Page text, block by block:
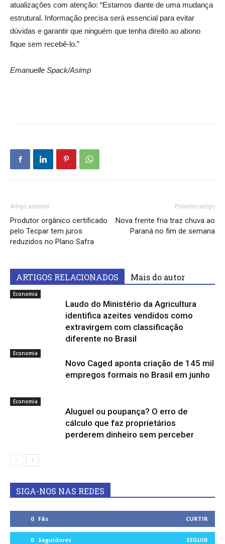
atualizações com atenção: “Estamos diante de uma mudança
estrutural. Informação precisa será essencial para evitar
dúvidas e garantir que ninguém que tenha direito ao abono
fique sem recebê-lo.”
Emanuelle Spack/Asimp
Artigo anterior
Produtor orgânico certificado
pelo Tecpar tem juros
reduzidos no Plano Safra
Próximo artigo
Nova frente fria traz chuva ao
Paraná no fim de semana
ARTIGOS RELACIONADOS Mais do autor
Economia
Laudo do Ministério da Agricultura
identifica azeites vendidos como
extravirgem com classificação
diferente no Brasil
Economia
Novo Caged aponta criação de 145 mil
empregos formais no Brasil em junho
Economia
Aluguel ou poupança? O erro de
cálculo que faz proprietários
perderem dinheiro sem perceber
SIGA-NOS NAS REDES
0 Fãs CURTIR
0 Seguidores SEGUIR